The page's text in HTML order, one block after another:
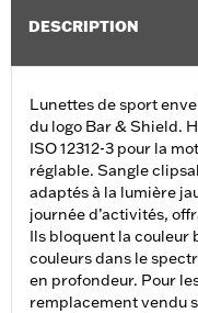
DESCRIPTION
Lunettes de sport
du logo Bar & Shield.
ISO 12312-3 pour la
réglable. Sangle
adaptés à la lumière
journée d’activités,
Ils bloquent la couleur
couleurs dans le
en profondeur. Pour
remplacement vendu